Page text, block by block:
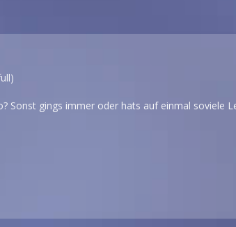
Sonst gings immer oder hats auf einmal soviele